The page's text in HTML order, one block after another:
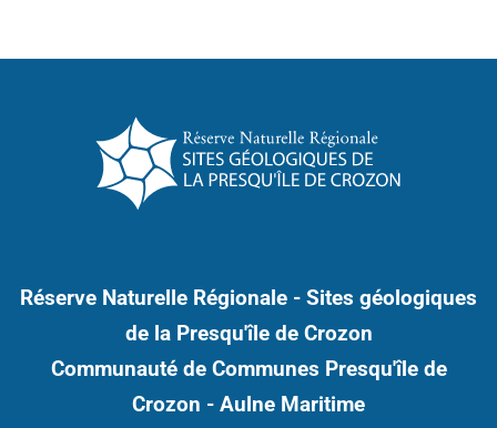
Réserve Naturelle Régionale - Sites géologiques
de la Presqu'île de Crozon
Communauté de Communes Presqu'île de
Crozon - Aulne Maritime